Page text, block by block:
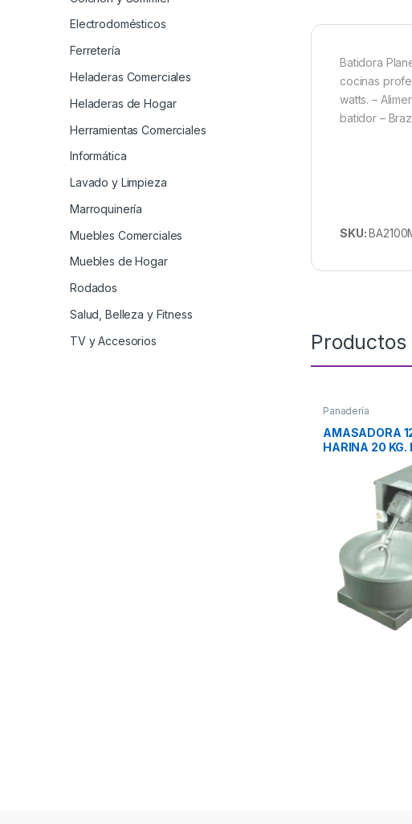
Batidora
cocinas
watts. –
batidor –
SKU:
Panadería
AMASADORA
HARINA 20 KG.
BATEA
Electrodomésticos
Ferretería
Heladeras Comerciales
Heladeras de Hogar
Herramientas Comerciales
Informática
Lavado y Limpieza
Marroquinería
Muebles Comerciales
Muebles de Hogar
Rodados
Salud, Belleza y Fitness
TV y Accesorios